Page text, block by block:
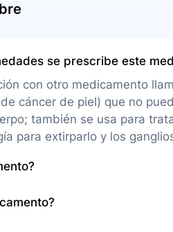
se prescribe este
con otro medicamento
cáncer de piel) que no
también se usa para
para extirparlo y los
vez al día con el